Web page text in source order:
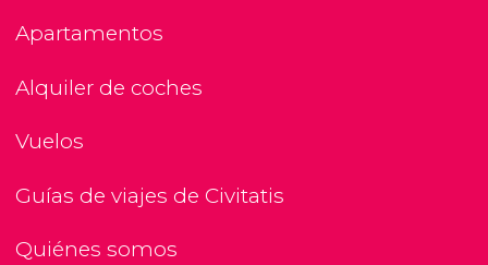
Apartamentos
Alquiler de coches
Vuelos
Guías de viajes de Civitatis
Quiénes somos